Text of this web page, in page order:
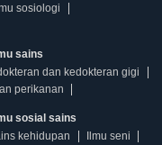
sosiologi
sains
dan kedokteran gigi
perikanan
sosial sains
kehidupan
Ilmu seni